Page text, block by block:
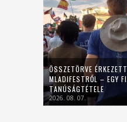
ÖSSZETÖRVE
MLADIFESTRŐL – EGY
TANÚSÁGTÉTELE
2026. 08. 07.